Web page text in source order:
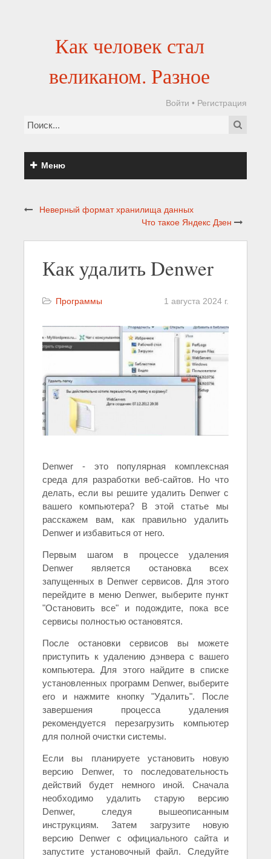
Как человек стал
великаном. Разное
Войти • Регистрация
Меню
Неверный формат хранилища данных
Что такое Яндекс Дзен
Как удалить Denwer
Программы 1 августа 2024 г.
Denwer - это популярная комплексная
среда для разработки веб-сайтов. Но что
делать, если вы решите удалить Denwer с
вашего компьютера? В этой статье мы
расскажем вам, как правильно удалить
Denwer и избавиться от него.
Первым шагом в процессе удаления
Denwer является остановка всех
запущенных в Denwer сервисов. Для этого
перейдите в меню Denwer, выберите пункт
"Остановить все" и подождите, пока все
сервисы полностью остановятся.
После остановки сервисов вы можете
приступить к удалению дэнвера с вашего
компьютера. Для этого найдите в списке
установленных программ Denwer, выберите
его и нажмите кнопку "Удалить". После
завершения процесса удаления
рекомендуется перезагрузить компьютер
для полной очистки системы.
Если вы планируете установить новую
версию Denwer, то последовательность
действий будет немного иной. Сначала
необходимо удалить старую версию
Denwer, следуя вышеописанным
инструкциям. Затем загрузите новую
версию Denwer с официального сайта и
запустите установочный файл. Следуйте